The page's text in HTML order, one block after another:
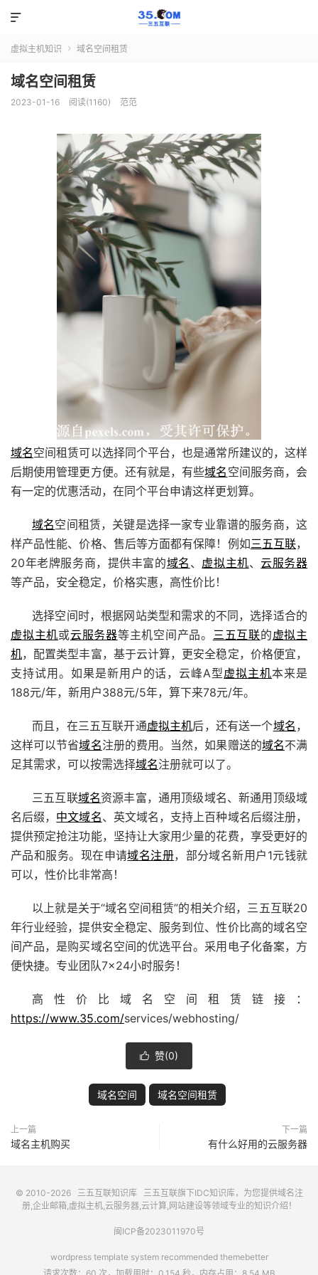

虚拟主机知识  域名空间租赁
域名空间租赁
2023-01-16 阅读(1160) 范范
域名空间租赁可以选择同个平台，也是通常所建议的，这样
后期使用管理更方便。还有就是，有些域名 空间服务商，会
有一定的优惠活动，在同个平台申请这样更划算。
域名空间租赁，关键是选择一家专业靠谱的服务商，这
样产品性能、价格、售后等方面都有保障！例如三五互联，
20年老牌服务商，提供丰富的域名 、 虚拟主机、云服务器
等产品，安全稳定，价格实惠，高性价比！
选择空间时，根据网站类型和需求的不同，选择适合的
虚拟主机或云服务器等主机空间产品。 三五互联的虚拟主
机，配置类型丰富，基于云计算，更安全稳定，价格便宜，
支持试用。如果是新用户的话，云峰A型虚拟主机本来是
188元/年，新用户388元/5年，算下来78元/年。
而且，在三五互联开通虚拟主机后，还有送一个域名 ，
这样可以节省域名注册的费用。当然，如果赠送的域名不满
足其需求，可以按需选择域名注册就可以了。
三五互联域名资源丰富，通用顶级域名、新通用顶级域
名后缀， 中文域名、 英文域名 ，支持上百种域名后缀注册，
提供预定抢注功能，坚持让大家用少量的花费，享受更好的
产品和服务。现在申请域名注册，部分域名新用户1元钱就
可以，性价比非常高！
以上就是关于“域名空间租赁”的相关介绍，三五互联20
年行业经验，提供安全稳定、服务到位、性价比高的域名空
间产品，是购买域名空间的优选平台。采用电子化备案，方
便快捷。专业团队7×24小时服务！
高性价比域名空间租赁链接：
https://www.35.com/services/webhosting/
 赞(0)
域名空间 域名空间租赁
上一篇
域名主机购买
下一篇
有什么好用的云服务器
© 2010-2026 三五互联知识库 三五互联旗下IDC知识库，为您提供域名注
册,企业邮箱,虚拟主机,云服务器,云计算,网站建设等领域专业的知识介绍！
闽ICP备2023011970号
wordpress template system recommended themebetter